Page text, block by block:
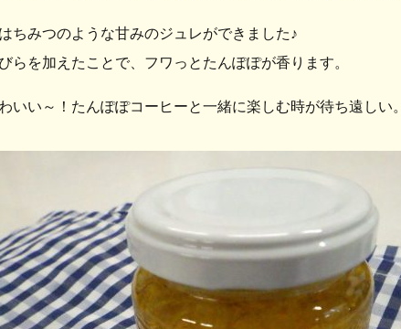
ちみつのような甘みのジュレができました♪
らを加えたことで、フワっとたんぽぽが香ります。
いい～！たんぽぽコーヒーと一緒に楽しむ時が待ち遠しい。